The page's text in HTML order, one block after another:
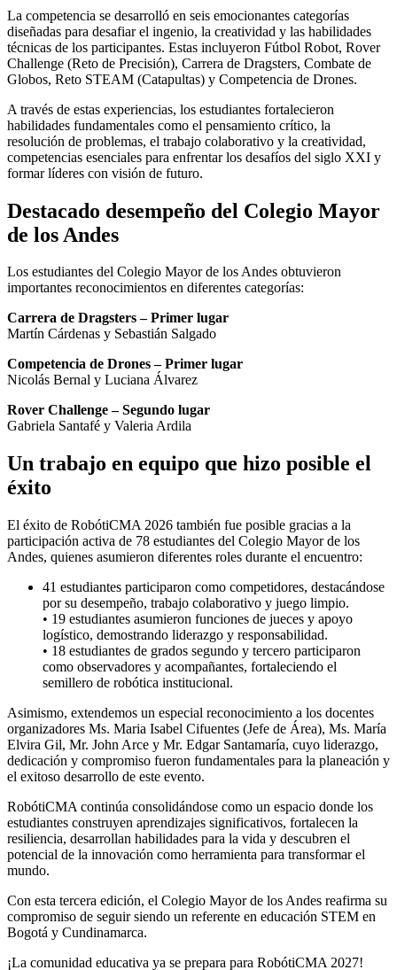
La competencia se desarrolló en seis emocionantes categorías
diseñadas para desafiar el ingenio, la creatividad y las habilidades
técnicas de los participantes. Estas incluyeron Fútbol Robot, Rover
Challenge (Reto de Precisión), Carrera de Dragsters, Combate de
Globos, Reto STEAM (Catapultas) y Competencia de Drones.
A través de estas experiencias, los estudiantes fortalecieron
habilidades fundamentales como el pensamiento crítico, la
resolución de problemas, el trabajo colaborativo y la creatividad,
competencias esenciales para enfrentar los desafíos del siglo XXI y
formar líderes con visión de futuro.
Destacado desempeño del Colegio Mayor
de los Andes
Los estudiantes del Colegio Mayor de los Andes obtuvieron
importantes reconocimientos en diferentes categorías:
Carrera de Dragsters – Primer lugar
Martín Cárdenas y Sebastián Salgado
Competencia de Drones – Primer lugar
Nicolás Bernal y Luciana Álvarez
Rover Challenge – Segundo lugar
Gabriela Santafé y Valeria Ardila
Un trabajo en equipo que hizo posible el
éxito
El éxito de RobótiCMA 2026 también fue posible gracias a la
participación activa de 78 estudiantes del Colegio Mayor de los
Andes, quienes asumieron diferentes roles durante el encuentro:
41 estudiantes participaron como competidores, destacándose
por su desempeño, trabajo colaborativo y juego limpio.
• 19 estudiantes asumieron funciones de jueces y apoyo
logístico, demostrando liderazgo y responsabilidad.
• 18 estudiantes de grados segundo y tercero participaron
como observadores y acompañantes, fortaleciendo el
semillero de robótica institucional.
Asimismo, extendemos un especial reconocimiento a los docentes
organizadores Ms. Maria Isabel Cifuentes (Jefe de Área), Ms. María
Elvira Gil, Mr. John Arce y Mr. Edgar Santamaría, cuyo liderazgo,
dedicación y compromiso fueron fundamentales para la planeación y
el exitoso desarrollo de este evento.
RobótiCMA continúa consolidándose como un espacio donde los
estudiantes construyen aprendizajes significativos, fortalecen la
resiliencia, desarrollan habilidades para la vida y descubren el
potencial de la innovación como herramienta para transformar el
mundo.
Con esta tercera edición, el Colegio Mayor de los Andes reafirma su
compromiso de seguir siendo un referente en educación STEM en
Bogotá y Cundinamarca.
¡La comunidad educativa ya se prepara para RobótiCMA 2027!